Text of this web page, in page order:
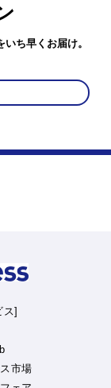
ち早くお届け。
ス]
市場